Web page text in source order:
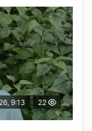
9:13 22